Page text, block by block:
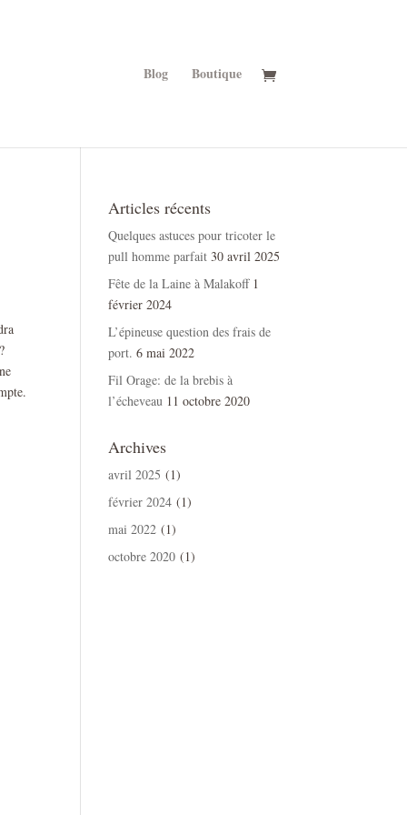
Blog Boutique
?
Articles récents
Quelques astuces pour tricoter le
pull homme parfait 30 avril 2025
Fête de la Laine à Malakoff 1
février 2024
L’épineuse question des frais de
port. 6 mai 2022
Fil Orage: de la brebis à
l’écheveau 11 octobre 2020
Archives
avril 2025 (1)
février 2024 (1)
mai 2022 (1)
octobre 2020 (1)